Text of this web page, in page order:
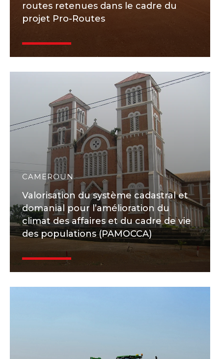
routes retenues dans le cadre du
projet Pro-Routes
CAMEROUN
Valorisation du système cadastral et
domanial pour l’amélioration du
climat des affaires et du cadre de vie
des populations (PAMOCCA)